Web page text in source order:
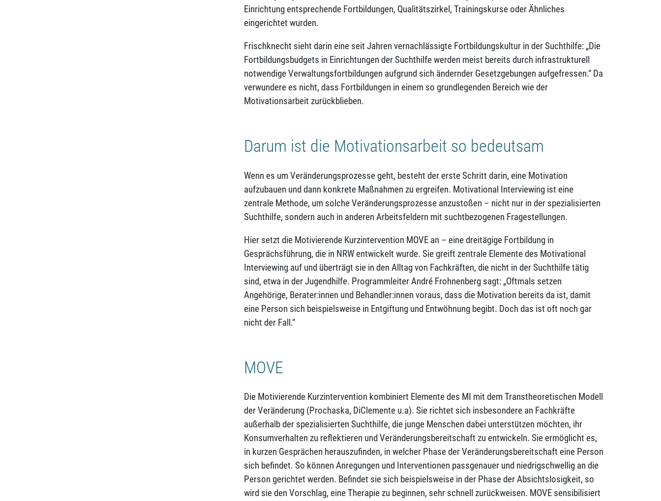
Einrichtung entsprechende Fortbildungen, Qualitätszirkel, Trainingskurse oder Ähnliches
eingerichtet wurden.
Frischknecht sieht darin eine seit Jahren vernachlässigte Fortbildungskultur in der Suchthilfe: „Die
Fortbildungsbudgets in Einrichtungen der Suchthilfe werden meist bereits durch infrastrukturell
notwendige Verwaltungsfortbildungen aufgrund sich ändernder Gesetzgebungen aufgefressen.“ Da
verwundere es nicht, dass Fortbildungen in einem so grundlegenden Bereich wie der
Motivationsarbeit zurückblieben.
Darum ist die Motivationsarbeit so bedeutsam
Wenn es um Veränderungsprozesse geht, besteht der erste Schritt darin, eine Motivation
aufzubauen und dann konkrete Maßnahmen zu ergreifen. Motivational Interviewing ist eine
zentrale Methode, um solche Veränderungsprozesse anzustoßen – nicht nur in der spezialisierten
Suchthilfe, sondern auch in anderen Arbeitsfeldern mit suchtbezogenen Fragestellungen.
Hier setzt die Motivierende Kurzintervention MOVE an – eine dreitägige Fortbildung in
Gesprächsführung, die in NRW entwickelt wurde. Sie greift zentrale Elemente des Motivational
Interviewing auf und überträgt sie in den Alltag von Fachkräften, die nicht in der Suchthilfe tätig
sind, etwa in der Jugendhilfe. Programmleiter André Frohnenberg sagt: „Oftmals setzen
Angehörige, Berater:innen und Behandler:innen voraus, dass die Motivation bereits da ist, damit
eine Person sich beispielsweise in Entgiftung und Entwöhnung begibt. Doch das ist oft noch gar
nicht der Fall.“
MOVE
Die Motivierende Kurzintervention kombiniert Elemente des MI mit dem Transtheoretischen Modell
der Veränderung (Prochaska, DiClemente u.a). Sie richtet sich insbesondere an Fachkräfte
außerhalb der spezialisierten Suchthilfe, die junge Menschen dabei unterstützen möchten, ihr
Konsumverhalten zu reflektieren und Veränderungsbereitschaft zu entwickeln. Sie ermöglicht es,
in kurzen Gesprächen herauszufinden, in welcher Phase der Veränderungsbereitschaft eine Person
sich befindet. So können Anregungen und Interventionen passgenauer und niedrigschwellig an die
Person gerichtet werden. Befindet sie sich beispielsweise in der Phase der Absichtslosigkeit, so
wird sie den Vorschlag, eine Therapie zu beginnen, sehr schnell zurückweisen. MOVE sensibilisiert